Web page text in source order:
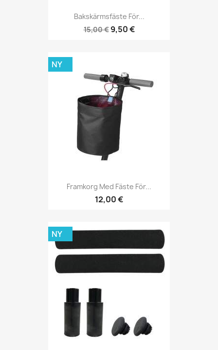
Bakskärmsfäste För...
15,00 € 9,50 €
Framkorg Med Fäste För...
12,00 €
NY
NY